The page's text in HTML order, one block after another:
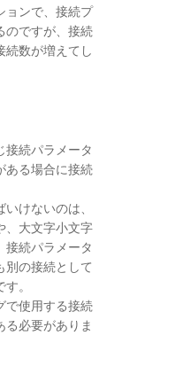
ョンで、接続プ
のですが、接続
続数が増えてし
接続パラメータ
ある場合に接続
けないのは、
、大文字小文字
接続パラメータ
別の接続として
。
で使用する接続
る必要がありま